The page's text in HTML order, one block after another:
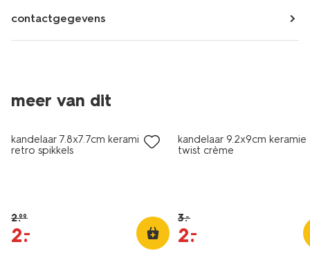
contactgegevens
meer van dit
sale
kandelaar 7.8x7.7cm keramiek
retro spikkels
2.99
2.
–
kandelaar 9.2x9cm
twist crème
3.–
2.
–